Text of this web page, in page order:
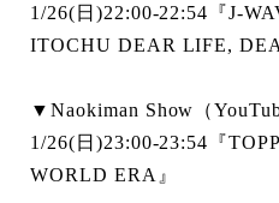
1/26(日)22:00-22:54『J-
ITOCHU DEAR LIFE,
▼Naokiman Show（
1/26(日)23:00-23:54『
WORLD ERA』